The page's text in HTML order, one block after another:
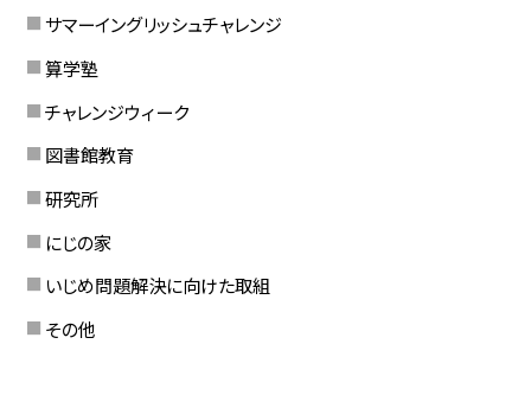
サマーイングリッシュチャレンジ
算学塾
チャレンジウィーク
図書館教育
研究所
にじの家
いじめ問題解決に向けた取組
その他